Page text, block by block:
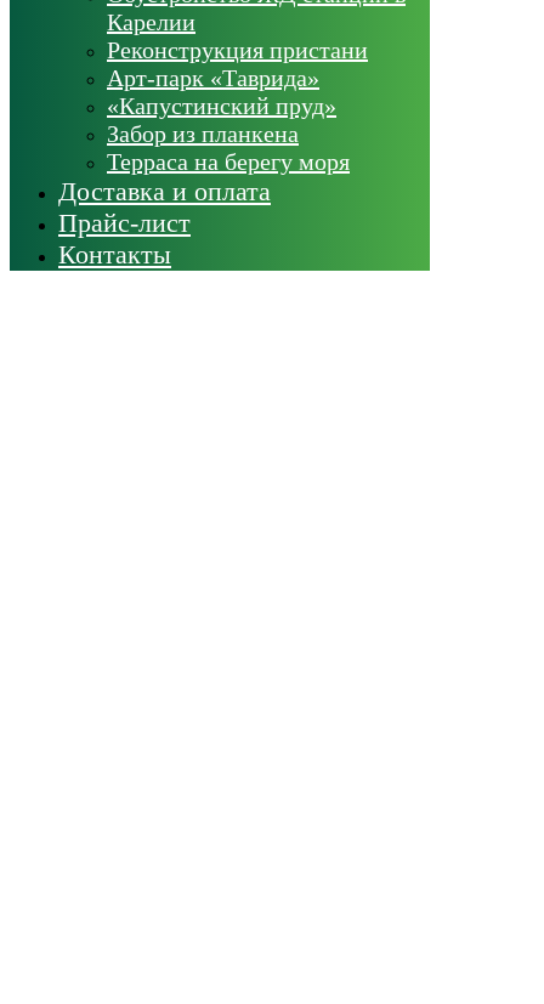
Карелии
Реконструкция пристани
Арт-парк «Таврида»
«Капустинский пруд»
Забор из планкена
Терраса на берегу моря
Доставка и оплата
Прайс-лист
Контакты